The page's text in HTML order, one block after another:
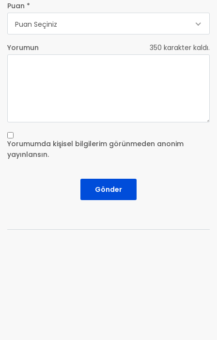
Puan *
Puan Seçiniz
Yorumun 350 karakter kaldı.
Yorumumda kişisel bilgilerim görünmeden anonim
yayınlansın.
Gönder